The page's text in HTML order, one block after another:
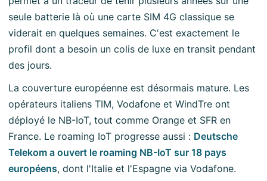
seule batterie là où une carte SIM 4G classique se
viderait en quelques semaines. C'est exactement le
profil dont a besoin un colis de luxe en transit pendant
des jours.
La couverture européenne est désormais mature. Les
opérateurs italiens TIM, Vodafone et WindTre ont
déployé le NB-IoT, tout comme Orange et SFR en
France. Le roaming IoT progresse aussi : Deutsche
Telekom a ouvert le roaming NB-IoT sur 18 pays
européens, dont l'Italie et l'Espagne via Vodafone.